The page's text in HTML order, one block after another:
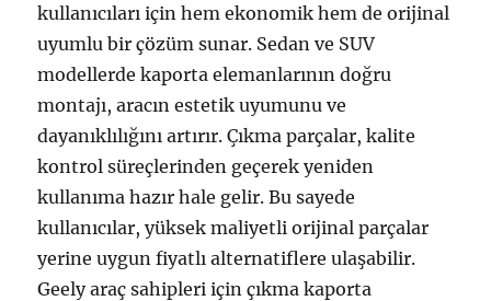
kullanıcıları için hem ekonomik hem de orijinal
uyumlu bir çözüm sunar. Sedan ve SUV
modellerde kaporta elemanlarının doğru
montajı, aracın estetik uyumunu ve
dayanıklılığını artırır. Çıkma parçalar, kalite
kontrol süreçlerinden geçerek yeniden
kullanıma hazır hale gelir. Bu sayede
kullanıcılar, yüksek maliyetli orijinal parçalar
yerine uygun fiyatlı alternatiflere ulaşabilir.
Geely araç sahipleri için çıkma kaporta